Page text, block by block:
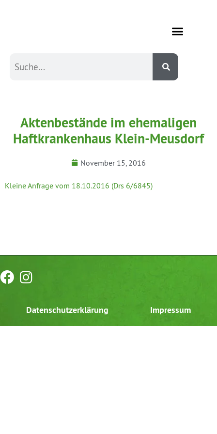
Aktenbestände im ehemaligen
Haftkrankenhaus Klein-Meusdorf
November 15, 2016
Kleine Anfrage vom 18.10.2016 (Drs 6/6845)
Datenschutzerklärung Impressum